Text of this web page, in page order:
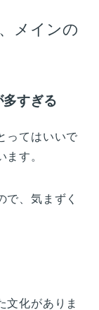
メインの
すぎる
ってはいいで
ます。
で、気まずく
文化がありま